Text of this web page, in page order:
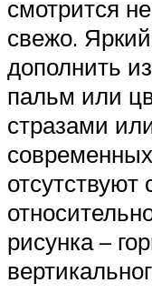
смотрится
свежо.
дополнить
пальм или
стразами
отсутствуют
рисунка –